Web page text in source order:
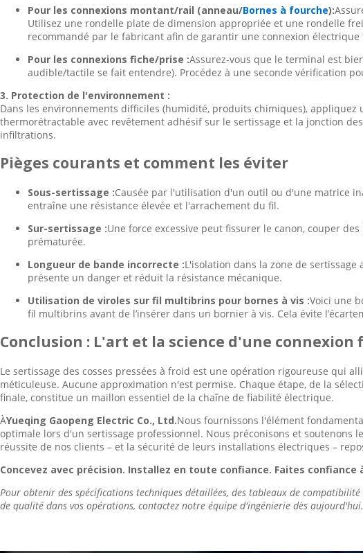
Pour les connexions montant/rail (anneau/Bornes à fourche):
Utilisez une rondelle plate de dimension appropriée et une rondelle
recommandé par le fabricant afin de garantir une connexion
Pour les connexions fiche/prise :Assurez-vous que le terminal est
audible/tactile se fait entendre). Procédez à une seconde vérification
3. Protection de l'environnement :
Dans les environnements difficiles (humidité, produits chimiques),
thermorétractable avec revêtement adhésif sur le sertissage et la jonction
infiltrations.
Pièges courants et comment les éviter
Sous-sertissage :Causée par l'utilisation d'un outil ou d'une matrice
entraîne une résistance élevée et l'arrachement du fil.
Sur-sertissage :Une force excessive peut fissurer le canon, couper
prématurée.
Longueur de bande incorrecte :L'isolation dans la zone de
présente un danger et réduit la résistance mécanique.
Utilisation de viroles sur fil multibrins pour bornes à vis :Voici une
fil multibrins avant de l’insérer dans un bornier à vis. Cela évite
Conclusion : L'art et la science d'une connexion
Le sertissage des cosses pressées à froid est une opération rigoureuse qui
méticuleuse. Aucune approximation n'est permise. Chaque étape, de la
finale, constitue un maillon essentiel de la chaîne de fiabilité électrique.
ÀYueqing Gaopeng Electric Co., Ltd.Nous fournissons l'élément
optimale lors d'un sertissage professionnel. Nous préconisons et soutenons
réussite de nos clients – et la sécurité de leurs installations électriques –
Concevez avec précision. Installez en toute confiance. Faites confiance
Pour obtenir des spécifications techniques détaillées, des tableaux de
de qualité dans vos opérations, contactez notre équipe d'ingénierie dès aujourd'hui.